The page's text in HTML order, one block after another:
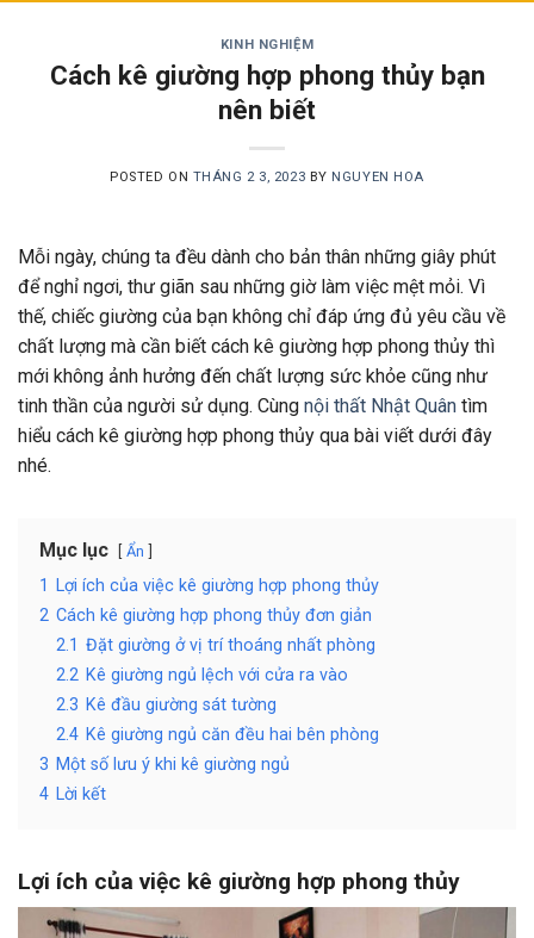
KINH NGHIỆM
Cách kê giường hợp phong thủy bạn
nên biết
POSTED ON THÁNG 2 3, 2023 BY NGUYEN HOA
Mỗi ngày, chúng ta đều dành cho bản thân những giây phút
để nghỉ ngơi, thư giãn sau những giờ làm việc mệt mỏi. Vì
thế, chiếc giường của bạn không chỉ đáp ứng đủ yêu cầu về
chất lượng mà cần biết cách kê giường hợp phong thủy thì
mới không ảnh hưởng đến chất lượng sức khỏe cũng như
tinh thần của người sử dụng. Cùng nội thất Nhật Quân tìm
hiểu cách kê giường hợp phong thủy qua bài viết dưới đây
nhé.
Mục lục Ẩn
1
Lợi ích của việc kê giường hợp phong thủy
2 Cách kê giường hợp phong thủy đơn giản
2.1 Đặt giường ở vị trí thoáng nhất phòng
2.2 Kê giường ngủ lệch với cửa ra vào
2.3 Kê đầu giường sát tường
2.4 Kê giường ngủ căn đều hai bên phòng
3 Một số lưu ý khi kê giường ngủ
4 Lời kết
Lợi ích của việc kê giường hợp phong thủy